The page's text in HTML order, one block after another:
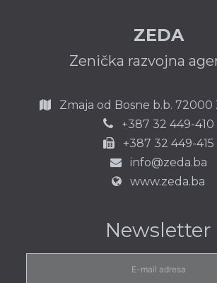
ZEDA
Zenička razvojna
Zmaja od Bosne b.b. 72000
+387 32 449-410
+387 32 449-415
info@zeda.ba
www.zeda.ba
Newsletter